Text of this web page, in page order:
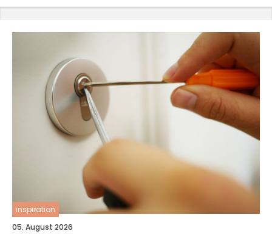
inspiration
05. August 2026